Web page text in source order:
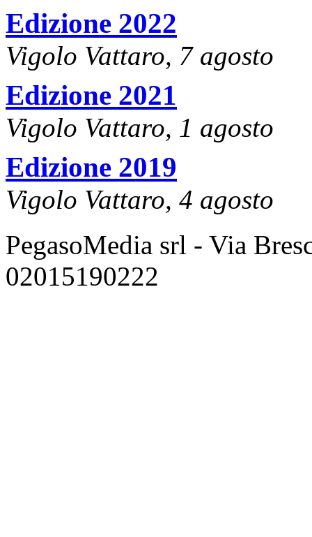
Edizione 2022
Vigolo Vattaro, 7 agosto
Edizione 2021
Vigolo Vattaro, 1 agosto
Edizione 2019
Vigolo Vattaro, 4 agosto
PegasoMedia srl - Via
02015190222